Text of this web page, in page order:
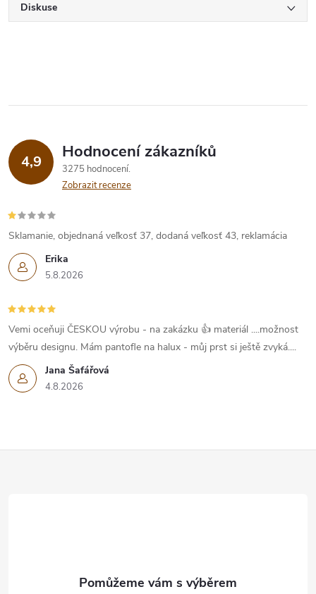
Diskuse
4,9 Hodnocení zákazníků
3275 hodnocení
Zobrazit recenze
Erika
5.8.2026
Sklamanie, objednaná veľkosť 37, dodaná veľkosť 43, reklamácia
Jana Šafářová
4.8.2026
Vemi oceňuji ČESKOU výrobu - na zakázku 👍 materiál ....možnost
výběru designu. Mám pantofle na halux - můj prst si ještě zvyká....